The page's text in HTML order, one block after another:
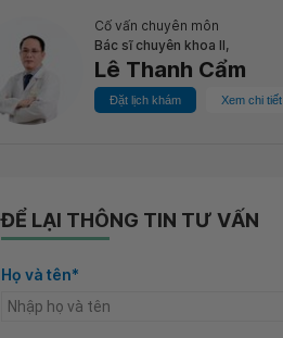
Cố vấn chuyên môn
Bác sĩ chuyên khoa II,
Lê Thanh Cẩm
Đặt lịch khám Xem chi tiết
ĐỂ LẠI THÔNG TIN TƯ VẤN
Họ và tên*